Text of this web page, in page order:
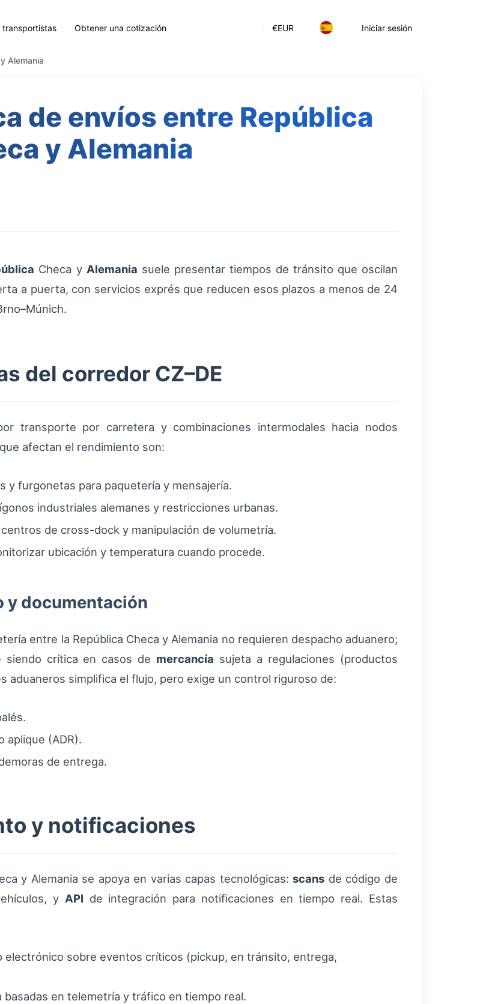
€EUR Iniciar sesión
transportistas Obtener una cotización
Alemania
de envíos entre República
y Alemania
Checa y Alemania suele presentar tiempos de tránsito que oscilan
a puerta, con servicios exprés que reducen esos plazos a menos de 24
del corredor CZ–DE
transporte por carretera y combinaciones intermodales hacia nodos
afectan el rendimiento son:
y furgonetas para paquetería y mensajería.
industriales alemanes y restricciones urbanas.
de cross-dock y manipulación de volumetría.
ubicación y temperatura cuando procede.
y documentación
entre la República Checa y Alemania no requieren despacho aduanero;
siendo crítica en casos de mercancía sujeta a regulaciones (productos
aduaneros simplifica el flujo, pero exige un control riguroso de:
aplique (ADR).
de entrega.
y notificaciones
y Alemania se apoya en varias capas tecnológicas:scans de código de
y API de integración para notificaciones en tiempo real. Estas
sobre eventos críticos (pickup, en tránsito, entrega,
en telemetría y tráfico en tiempo real.